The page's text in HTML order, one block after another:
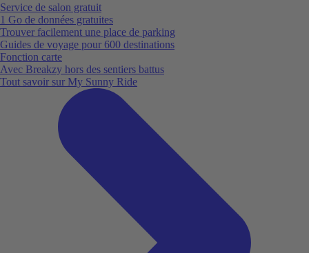
Service de salon gratuit
1 Go de données gratuites
Trouver facilement une place de parking
Guides de voyage pour 600 destinations
Fonction carte
Avec Breakzy hors des sentiers battus
Tout savoir sur My Sunny Ride